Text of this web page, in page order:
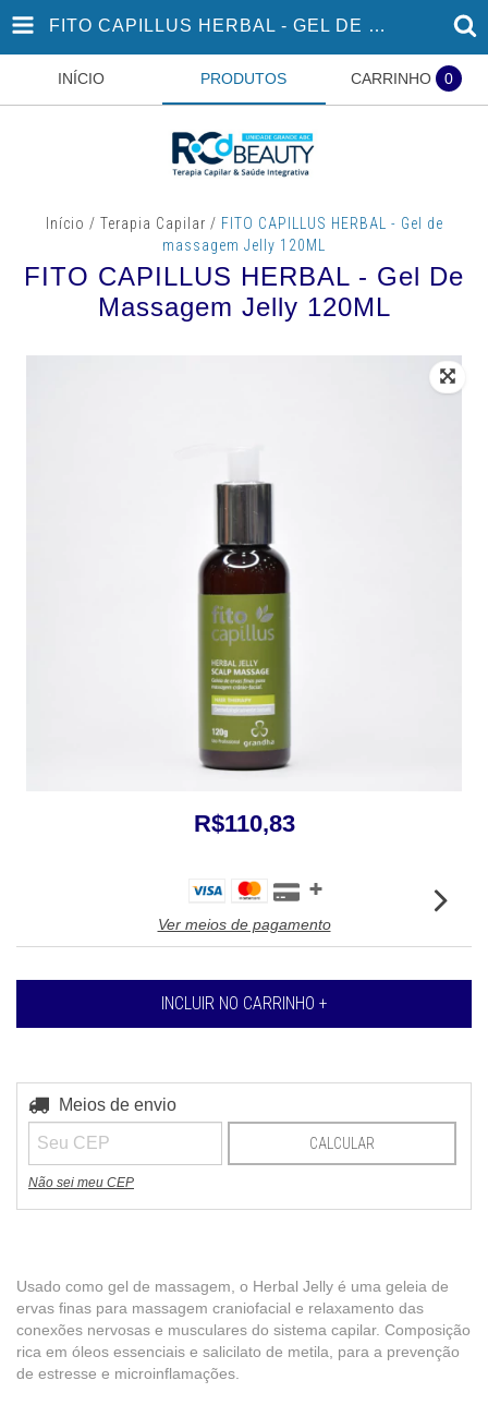
FITO CAPILLUS HERBAL - GEL DE MASSAGEM JELLY 120ML
INÍCIO PRODUTOS CARRINHO 0
Início / Terapia Capilar / FITO CAPILLUS HERBAL - Gel de
massagem Jelly 120ML
FITO CAPILLUS HERBAL - Gel De
Massagem Jelly 120ML
R$110,83
Ver meios de pagamento
Entregas para o CEP:
Meios de envio
CALCULAR
Não sei meu CEP
Usado como gel de massagem, o Herbal Jelly é uma geleia de
ervas finas para massagem craniofacial e relaxamento das
conexões nervosas e musculares do sistema capilar. Composição
rica em óleos essenciais e salicilato de metila, para a prevenção
de estresse e microinflamações.